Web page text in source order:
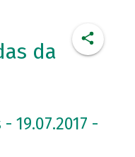
da
19.07.2017 -